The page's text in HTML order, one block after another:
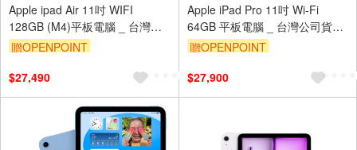
Apple ipad Air 11吋 WIFI
128GB (M4)平板電腦 _ 台灣公
司貨 (2026) ＋ 【螢幕保護貼＋
贈OPENPOINT
$27,490
Apple iPad Pro 11吋 Wi-Fi
64GB 平板電腦 _ 台灣公司貨+
專用 (保貼+背蓋)
贈OPENPOINT
$27,900